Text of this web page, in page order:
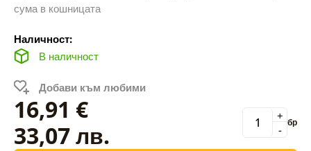
сума в кошницата
Наличност:
В наличност
Добави към любими
16,91 €
33,07 лв.
-
+ бр